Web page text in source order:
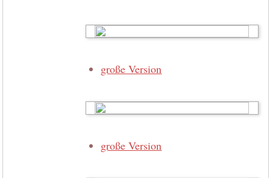
große Version
große Version